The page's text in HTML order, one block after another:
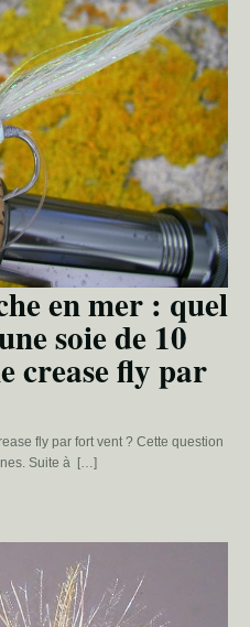
en mer : quel
soie de 10
crease fly par
fly par fort vent ? Cette question
Suite à […]